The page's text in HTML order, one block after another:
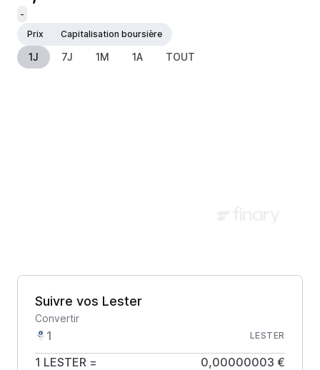
-
Prix
Capitalisation boursière
1J 7J 1M 1A TOUT
Suivre vos Lester
Convertir
LESTER
1 LESTER = 0,00000003 €